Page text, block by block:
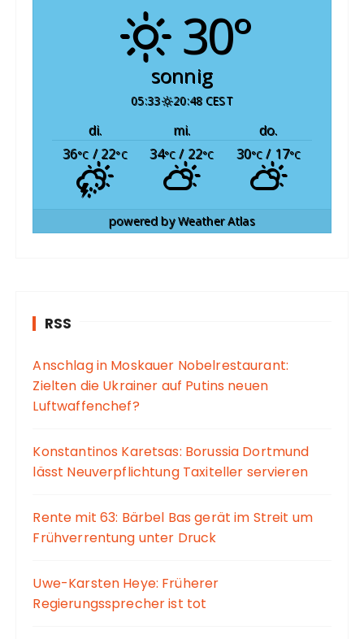
30°
sonnig
05:33 20:48 CEST
di. mi.
do.
36°C / 22°C 34°C / 22°C 30°C / 17°C
powered byWeather Atlas
RSS
Anschlag in Moskauer Nobelrestaurant:
Zielten die Ukrainer auf Putins neuen
Luftwaffenchef?
Konstantinos Karetsas: Borussia Dortmund
lässt Neuverpflichtung Taxiteller servieren
Rente mit 63: Bärbel Bas gerät im Streit um
Frühverrentung unter Druck
Uwe-Karsten Heye: Früherer
Regierungssprecher ist tot